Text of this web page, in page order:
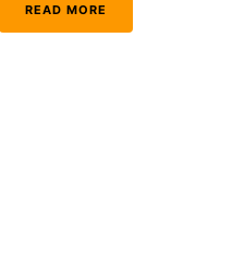
READ MORE